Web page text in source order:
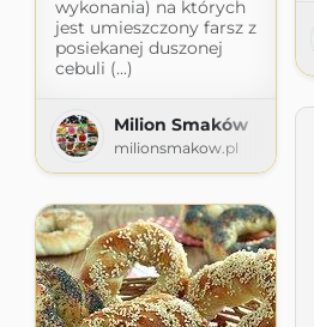
wykonania) na których
jest umieszczony farsz z
posiekanej duszonej
cebuli (...)
Milion Smaków
milionsmakow.pl